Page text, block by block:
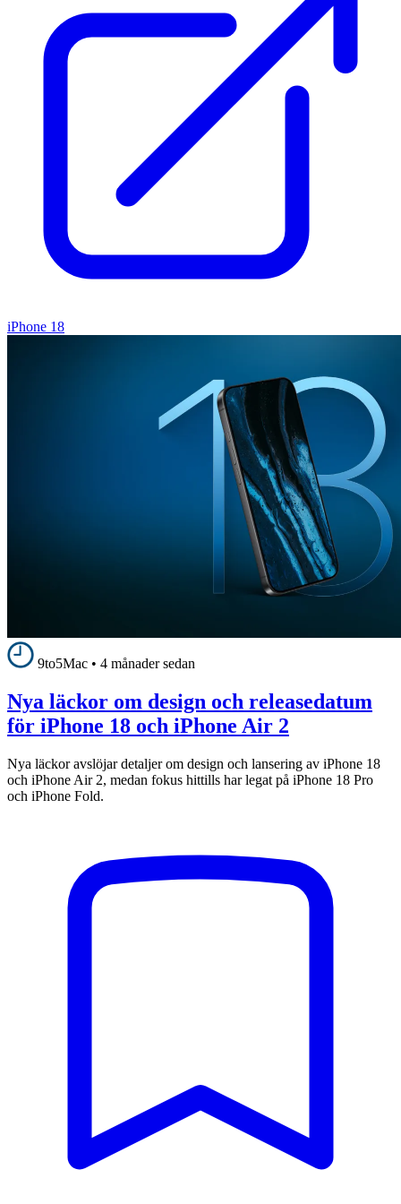
iPhone 18
9to5Mac • 4 månader sedan
Nya läckor om design och releasedatum
för iPhone 18 och iPhone Air 2
Nya läckor avslöjar detaljer om design och lansering av iPhone 18
och iPhone Air 2, medan fokus hittills har legat på iPhone 18 Pro
och iPhone Fold.